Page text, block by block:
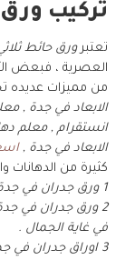
تركيب
تعتبرورق حائط
العصرية ، فبعض
من مميزات عديده
الابعاد في جدة ,
انستقرام , معلم
الابعاد في جدة ,
كثيرة من الدهانات
1 ورق جدران في جدة حي المحمدية سعرة مناسبة .
2 ورق جدران في
في غاية الجمال .
3 اوراق جدران في جدة حي الحمراء اشكالة جميلة وعصرية .